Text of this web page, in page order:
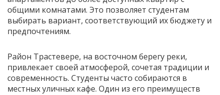
общими комнатами. Это позволяет студентам
выбирать вариант, соответствующий их бюджету и
предпочтениям.
Район Трастевере, на восточном берегу реки,
привлекает своей атмосферой, сочетая традиции и
современность. Студенты часто собираются в
местных уличных кафе. Один из его преимуществ